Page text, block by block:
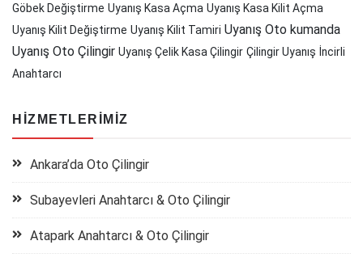
Göbek Değiştirme Uyanış Kasa Açma Uyanış Kasa Kilit Açma
Uyanış Kilit Değiştirme Uyanış Kilit Tamiri Uyanış Oto kumanda
Uyanış Oto Çilingir Uyanış Çelik Kasa Çilingir Çilingir Uyanış İncirli
Anahtarcı
HIZMETLERIMIZ
Ankara’da Oto Çilingir
Subayevleri Anahtarcı & Oto Çilingir
Atapark Anahtarcı & Oto Çilingir